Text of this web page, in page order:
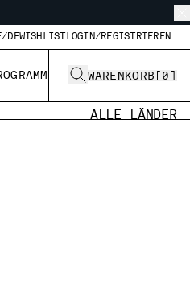
DEWISHLISTLOGIN/REGISTRIEREN
WARENKORB [0]
ALLE LÄNDER